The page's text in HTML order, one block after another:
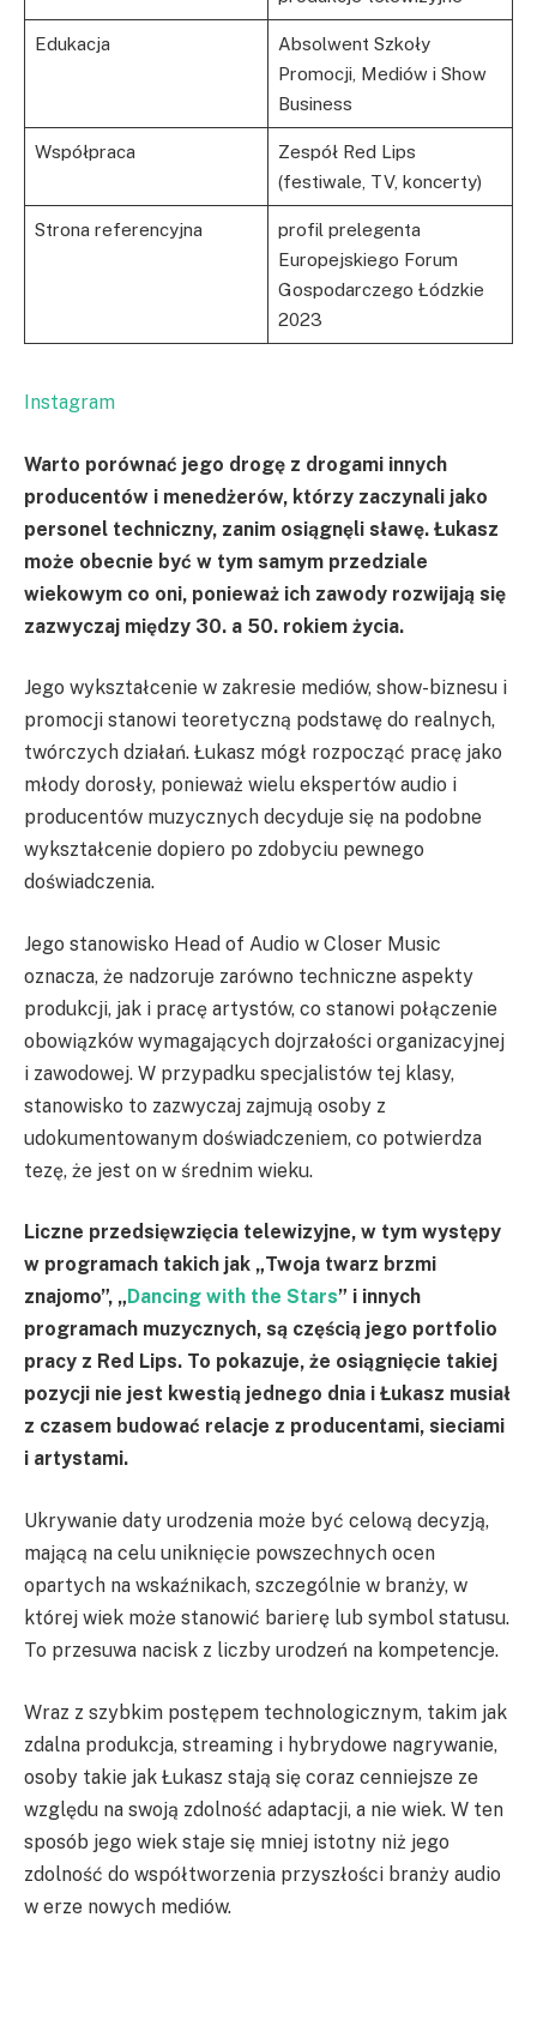
Edukacja
Absolwent Szkoły
Promocji, Mediów i Show
Business
Współpraca
Zespół Red Lips
(festiwale, TV, koncerty)
Strona referencyjna
profil prelegenta
Europejskiego Forum
Gospodarczego Łódzkie
2023
Instagram
Warto porównać jego drogę z drogami innych
producentów i menedżerów, którzy zaczynali jako
personel techniczny, zanim osiągnęli sławę. Łukasz
może obecnie być w tym samym przedziale
wiekowym co oni, ponieważ ich zawody rozwijają się
zazwyczaj między 30. a 50. rokiem życia.
Jego wykształcenie w zakresie mediów, show-biznesu i
promocji stanowi teoretyczną podstawę do realnych,
twórczych działań. Łukasz mógł rozpocząć pracę jako
młody dorosły, ponieważ wielu ekspertów audio i
producentów muzycznych decyduje się na podobne
wykształcenie dopiero po zdobyciu pewnego
doświadczenia.
Jego stanowisko Head of Audio w Closer Music
oznacza, że ​​nadzoruje zarówno techniczne aspekty
produkcji, jak i pracę artystów, co stanowi połączenie
obowiązków wymagających dojrzałości organizacyjnej
i zawodowej. W przypadku specjalistów tej klasy,
stanowisko to zazwyczaj zajmują osoby z
udokumentowanym doświadczeniem, co potwierdza
tezę, że jest on w średnim wieku.
Liczne przedsięwzięcia telewizyjne, w tym występy
w programach takich jak „Twoja twarz brzmi
znajomo”, „ Dancing with the Stars” i innych
programach muzycznych, są częścią jego portfolio
pracy z Red Lips. To pokazuje, że osiągnięcie takiej
pozycji nie jest kwestią jednego dnia i Łukasz musiał
z czasem budować relacje z producentami, sieciami
i artystami.
Ukrywanie daty urodzenia może być celową decyzją,
mającą na celu uniknięcie powszechnych ocen
opartych na wskaźnikach, szczególnie w branży, w
której wiek może stanowić barierę lub symbol statusu.
To przesuwa nacisk z liczby urodzeń na kompetencje.
Wraz z szybkim postępem technologicznym, takim jak
zdalna produkcja, streaming i hybrydowe nagrywanie,
osoby takie jak Łukasz stają się coraz cenniejsze ze
względu na swoją zdolność adaptacji, a nie wiek. W ten
sposób jego wiek staje się mniej istotny niż jego
zdolność do współtworzenia przyszłości branży audio
w erze nowych mediów.